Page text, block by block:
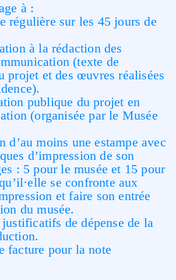
à :
régulière sur les 45 jours de
à la rédaction des
(texte de
projet et des œuvres réalisées
publique du projet en
(organisée par le Musée
d’au moins une estampe avec
d’impression de son
: 5 pour le musée et 15 pour
se confronte aux
et faire son entrée
du musée.
de dépense de la
facture pour la note